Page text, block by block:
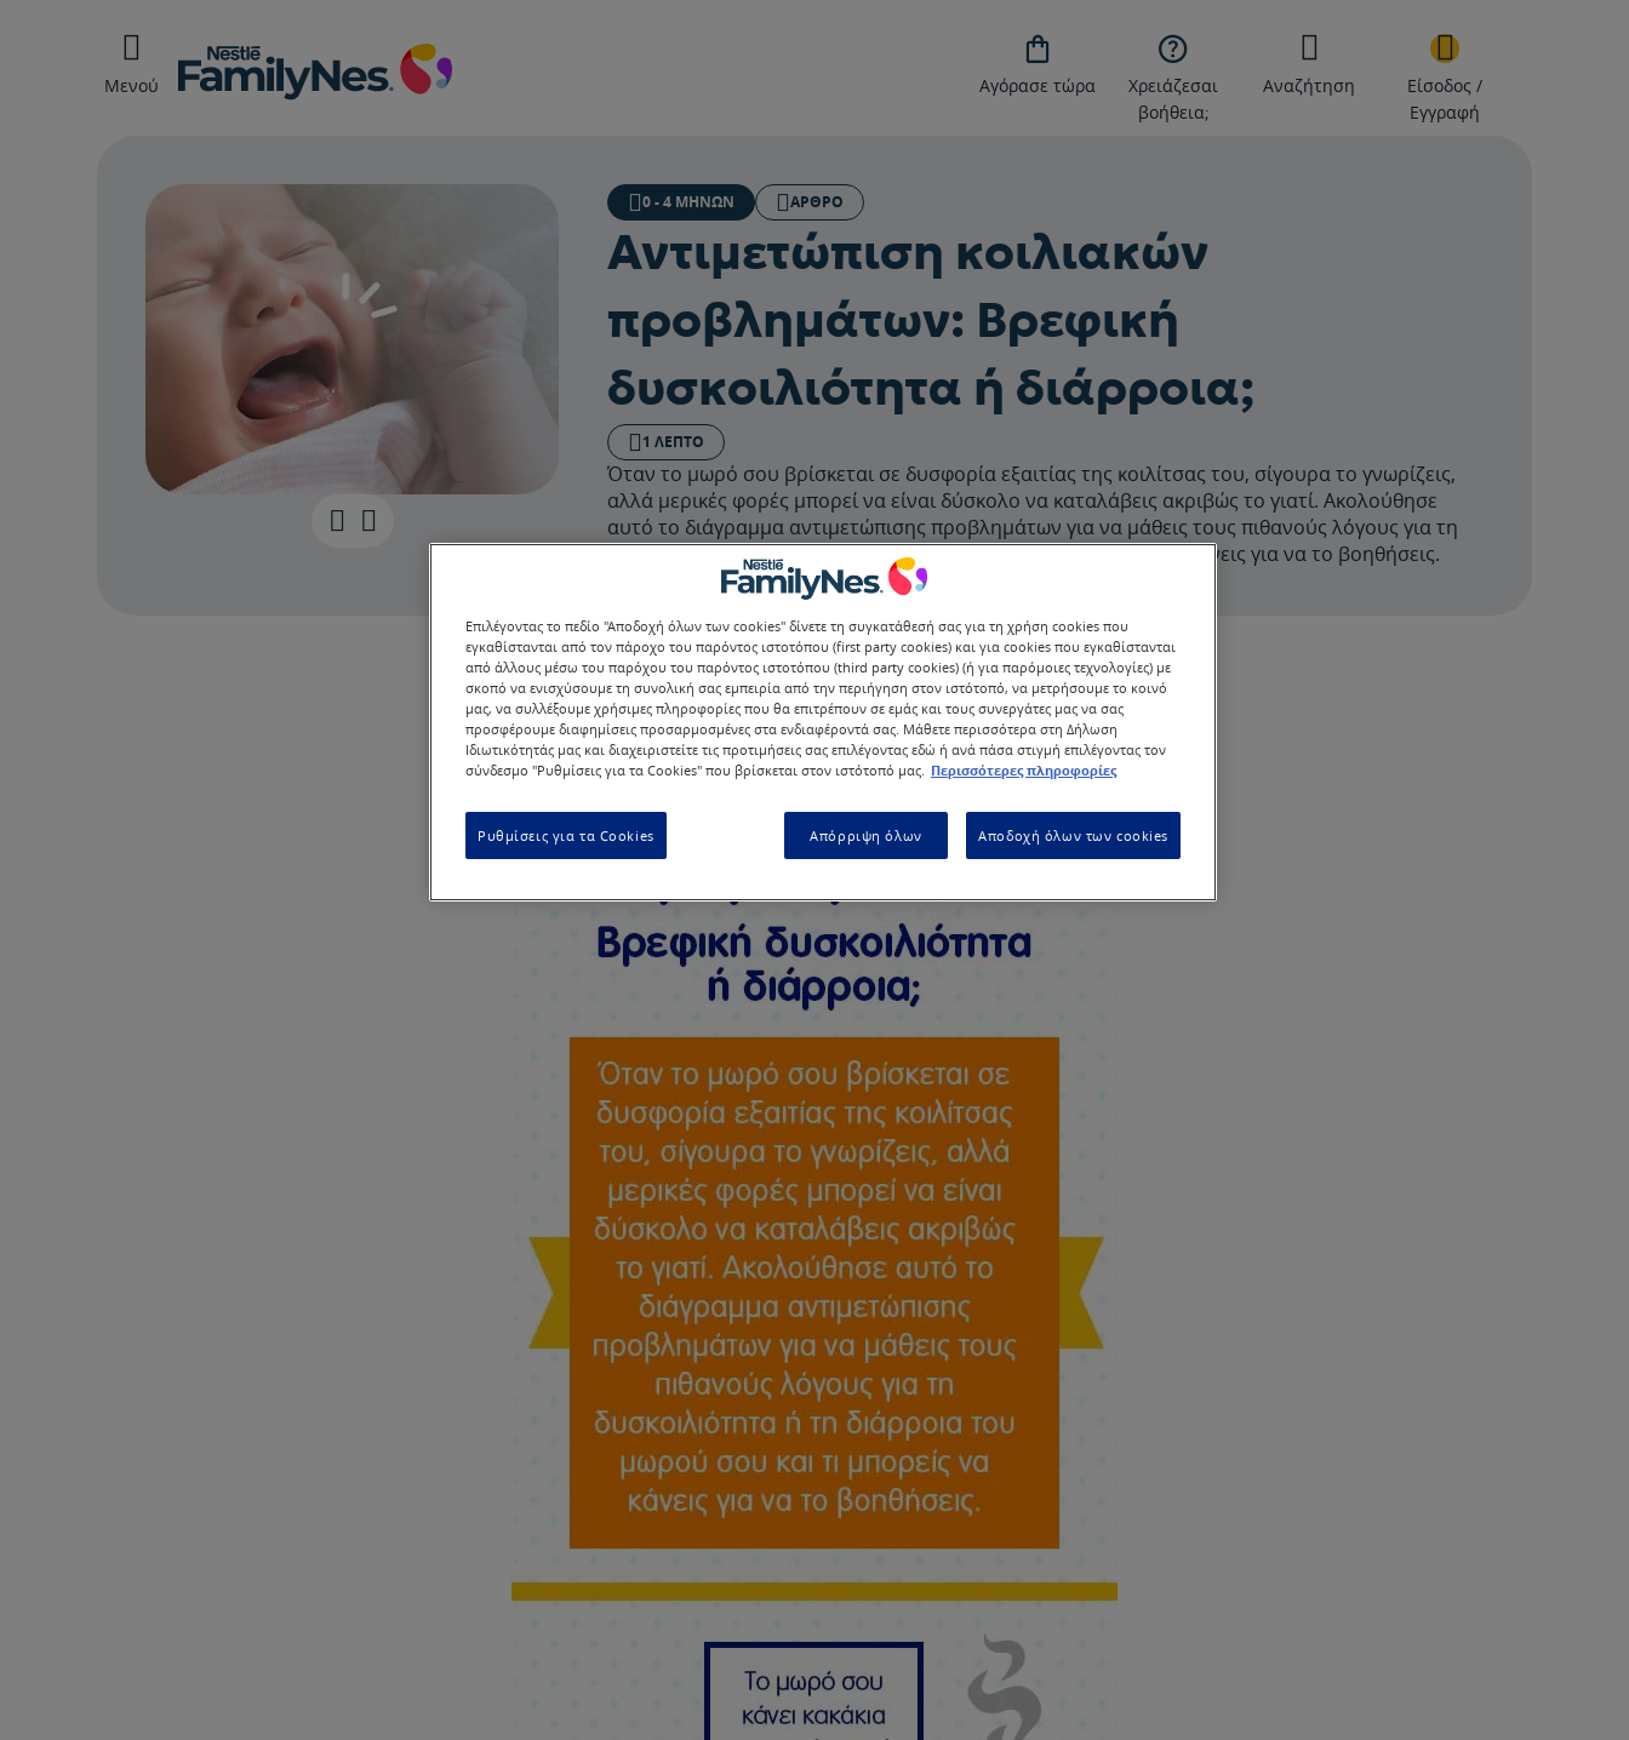
Μενού

Αγόρασε τώρα

Χρειάζεσαι
βοήθεια;
Αναζήτηση
Είσοδος /
Εγγραφή
0 - 4 ΜΗΝΏΝ ΆΡΘΡΟ
Αντιμετώπιση κοιλιακών
προβλημάτων: Βρεφική
δυσκοιλιότητα ή διάρροια;
1 ΛΕΠΤΌ
Όταν το μωρό σου βρίσκεται σε δυσφορία εξαιτίας της κοιλίτσας του, σίγουρα το γνωρίζεις,
αλλά μερικές φορές μπορεί να είναι δύσκολο να καταλάβεις ακριβώς το γιατί. Ακολούθησε
αυτό το διάγραμμα αντιμετώπισης προβλημάτων για να μάθεις τους πιθανούς λόγους για τη
δυσκοιλιότητα ή τη διάρροια του μωρού σου και τι μπορείς να κάνεις για να το βοηθήσεις.
Επιλέγοντας το πεδίο "Αποδοχή όλων των cookies" δίνετε τη συγκατάθεσή σας για τη χρήση cookies που
εγκαθίστανται από τον πάροχο του παρόντος ιστοτόπου (first party cookies) και για cookies που εγκαθίστανται
από άλλους μέσω του παρόχου του παρόντος ιστοτόπου (third party cookies) (ή για παρόμοιες τεχνολογίες) με
σκοπό να ενισχύσουμε τη συνολική σας εμπειρία από την περιήγηση στον ιστότοπό, να μετρήσουμε το κοινό
μας, να συλλέξουμε χρήσιμες πληροφορίες που θα επιτρέπουν σε εμάς και τους συνεργάτες μας να σας
προσφέρουμε διαφημίσεις προσαρμοσμένες στα ενδιαφέροντά σας. Μάθετε περισσότερα στη Δήλωση
Ιδιωτικότητάς μας και διαχειριστείτε τις προτιμήσεις σας επιλέγοντας εδώ ή ανά πάσα στιγμή επιλέγοντας τον
σύνδεσμο "Ρυθμίσεις για τα Cookies" που βρίσκεται στον ιστότοπό μας. Περισσότερες πληροφορίες
Ρυθμίσεις για τα Cookies Απόρριψη όλων Αποδοχή όλων των cookies